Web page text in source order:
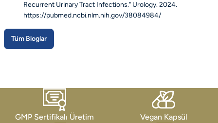
Recurrent Urinary Tract Infections." Urology. 2024.
https://pubmed.ncbi.nlm.nih.gov/38084984/
Tüm Bloglar
GMP Sertifikalı Üretim Vegan Kapsül